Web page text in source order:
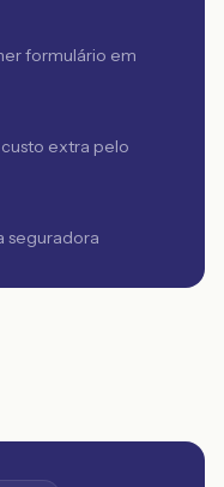
formulário em
extra pelo
seguradora